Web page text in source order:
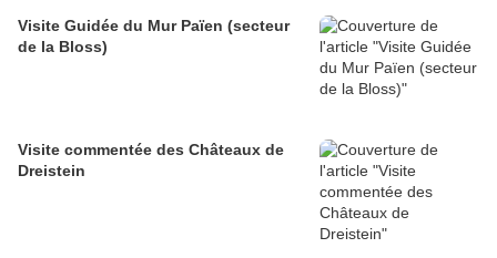
Visite Guidée du Mur Païen (secteur
de la Bloss)
Visite commentée des Châteaux de
Dreistein